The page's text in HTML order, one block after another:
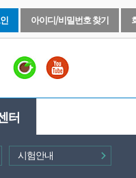
아이디/비밀번호 찾기
터
시험안내